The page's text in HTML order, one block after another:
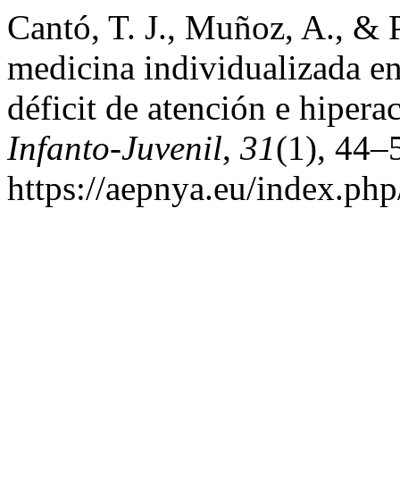
Cantó, T. J., Muñoz, A., &
medicina individualizada
déficit de atención e
Infanto-Juvenil, 31(1),
https://aepnya.eu/